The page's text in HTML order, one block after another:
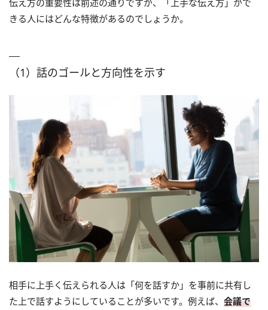
伝え方の重要性は前述の通りですが、「上手な伝え方」がで
きる人にはどんな特徴があるのでしょうか。
（1）話のゴールと方向性を示す
相手に上手く伝えられる人は「何を話すか」を事前に共有し
た上で話すようにしていることが多いです。例えば、 会議で